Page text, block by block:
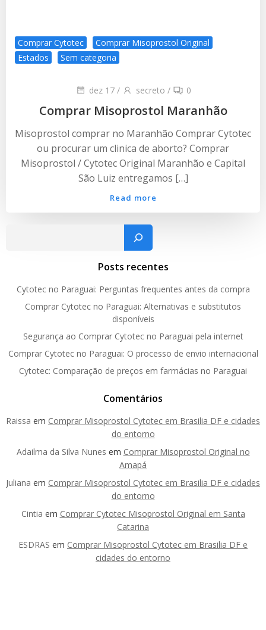
Comprar Cytotec
Comprar Misoprostol Original
Estados
Sem categoria
dez 17 / secreto / 0
Comprar Misoprostol Maranhão
Misoprostol comprar no Maranhão Comprar Cytotec
ou procurar um clinica de aborto? Comprar
Misoprostol / Cytotec Original Maranhão e Capital
São Luiz entregamos […]
Read more
Pesquisar
Posts recentes
Cytotec no Paraguai: Perguntas frequentes antes da compra
Comprar Cytotec no Paraguai: Alternativas e substitutos
disponíveis
Segurança ao Comprar Cytotec no Paraguai pela internet
Comprar Cytotec no Paraguai: O processo de envio internacional
Cytotec: Comparação de preços em farmácias no Paraguai
Comentários
Raissa em Comprar Misoprostol Cytotec em Brasilia DF e cidades
do entorno
Adailma da Silva Nunes em Comprar Misoprostol Original no
Amapá
Juliana em Comprar Misoprostol Cytotec em Brasilia DF e cidades
do entorno
Cintia em Comprar Cytotec Misoprostol Original em Santa
Catarina
ESDRAS em Comprar Misoprostol Cytotec em Brasilia DF e
cidades do entorno